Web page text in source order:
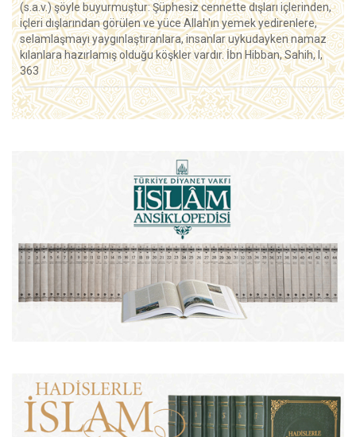
(s.a.v.) şöyle buyurmuştur: Şüphesiz cennette dışları içlerinden,
içleri dışlarından görülen ve yüce Allah'ın yemek yedirenlere,
selamlaşmayı yaygınlaştıranlara, insanlar uykudayken namaz
kılanlara hazırlamış olduğu köşkler vardır. İbn Hibban, Sahih, I,
363